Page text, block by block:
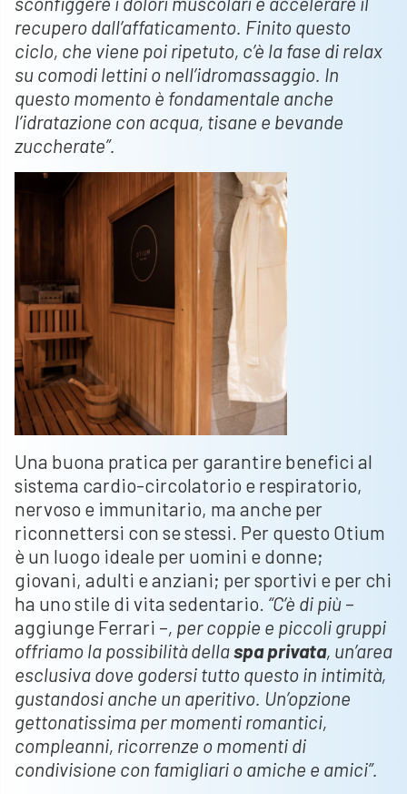
recupero dall’affaticamento. Finito questo
ciclo, che viene poi ripetuto, c’è la fase di relax
su comodi lettini o nell’idromassaggio. In
questo momento è fondamentale anche
l’idratazione con acqua, tisane e bevande
zuccherate”.
Una buona pratica per garantire benefici al
sistema cardio-circolatorio e respiratorio,
nervoso e immunitario, ma anche per
riconnettersi con se stessi. Per questo Otium
è un luogo ideale per uomini e donne;
giovani, adulti e anziani; per sportivi e per chi
ha uno stile di vita sedentario. “C’è di più –
aggiunge Ferrari –, per coppie e piccoli gruppi
offriamo la possibilità dellaspa privata, un’area
esclusiva dove godersi tutto questo in intimità,
gustandosi anche un aperitivo. Un’opzione
gettonatissima per momenti romantici,
compleanni, ricorrenze o momenti di
condivisione con famigliari o amiche e amici”.